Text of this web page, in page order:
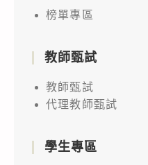
榜單專區
教師甄試
教師甄試
代理教師甄試
學生專區